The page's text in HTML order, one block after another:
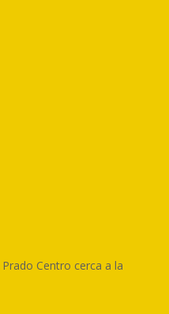
Centro cerca a la